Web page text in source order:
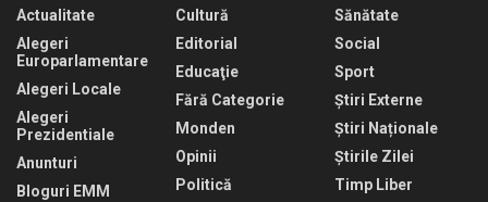
Actualitate
Alegeri
Europarlamentare
Alegeri Locale
Alegeri
Prezidentiale
Anunturi
Bloguri EMM
Cultură
Editorial
Educaţie
Fără Categorie
Monden
Opinii
Politică
Sănătate
Social
Sport
Știri Externe
Știri Naționale
Știrile Zilei
Timp Liber